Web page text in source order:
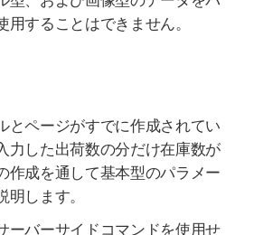
することはできません。
とページがすでに作成されてい
力した出荷数の分だけ在庫数が
作成を通して基本型のパラメー
します。
ーバーサイドコマンドを使用せ